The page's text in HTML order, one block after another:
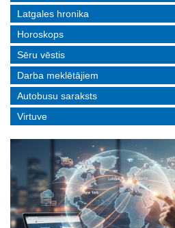
Latgales hronika
Horoskops
Sēru vēstis
Darba meklētājiem
Autobusu saraksts
Virtuve